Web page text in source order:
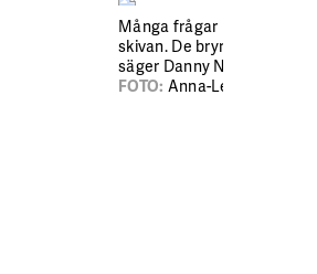
Många frågar hur det går
skivan. De bryr sig och vill
säger Danny Neubecker.
FOTO: Anna-Lena Lundqvist